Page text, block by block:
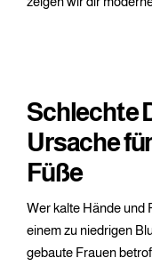
Schlechte
Ursache
Füße
Wer kalte Hände und
einem zu niedrigen
gebaute Frauen